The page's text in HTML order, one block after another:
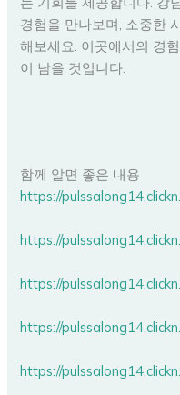
경험을 만나보며, 소중한
해보세요. 이곳에서의 경
이 남을 것입니다.
함께 알면 좋은 내용
https://
https://
https://
https://
https://